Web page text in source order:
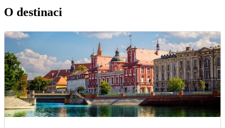
O destinaci